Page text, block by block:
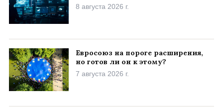
8 августа 2026 г.
Евросоюз на пороге расширения,
но готов ли он к этому?
7 августа 2026 г.